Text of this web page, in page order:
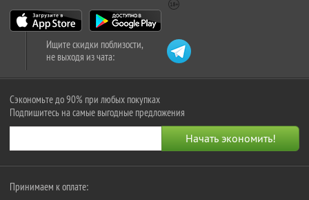
Ищите скидки поблизости,
не выходя из чата:
Сэкономьте до 90% при любых покупках
Подпишитесь на самые выгодные предложения
Принимаем к оплате: